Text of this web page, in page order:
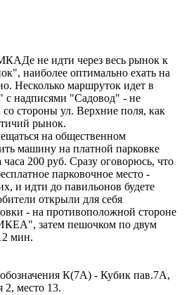
не идти через весь рынок к
наиболее оптимально ехать на
Несколько маршруток идет в
с надписями "Садовод" - не
стороны ул. Верхние поля, как
рынок.
на общественном
машину на платной парковке
200 руб. Сразу оговорюсь, что
парковочное место -
и идти до павильонов будете
открыли для себя
- на противоположной стороне
затем пешочком по двум
мин.
обозначения К(7А) - Кубик пав.7А,
2, место 13.